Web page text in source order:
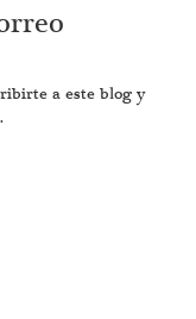
a este blog y